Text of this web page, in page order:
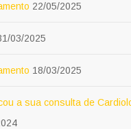
22/05/2025
03/2025
18/03/2025
a sua consulta de